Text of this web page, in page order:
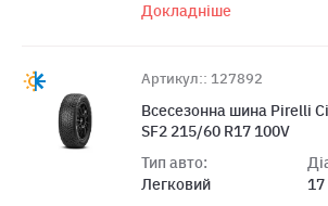
Докладніше
Артикул:: 127892
Всесезонна шина Pirelli
SF2 215/60 R17 100V
Тип авто:
Легковий
17